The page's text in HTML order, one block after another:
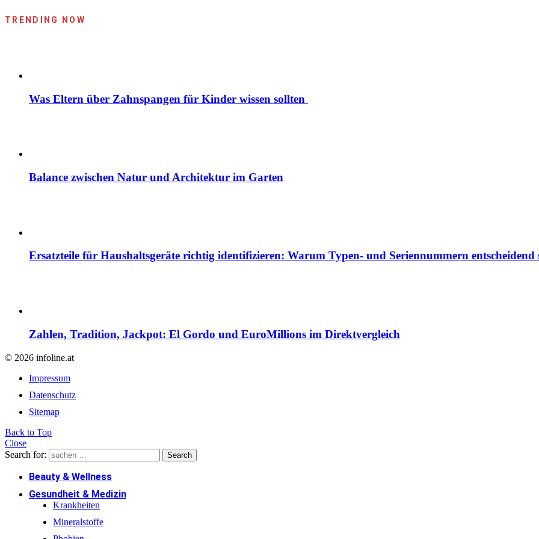
TRENDING NOW
Was Eltern über Zahnspangen für Kinder wissen sollten
Balance zwischen Natur und Architektur im Garten
Ersatzteile für Haushaltsgeräte richtig identifizieren: Warum Typen- und Seriennummern entscheidend
Zahlen, Tradition, Jackpot: El Gordo und EuroMillions im Direktvergleich
© 2026 infoline.at
Impressum
Datenschutz
Sitemap
Back to Top
Close
Search for:
Search
Beauty & Wellness
Gesundheit & Medizin
Krankheiten
Mineralstoffe